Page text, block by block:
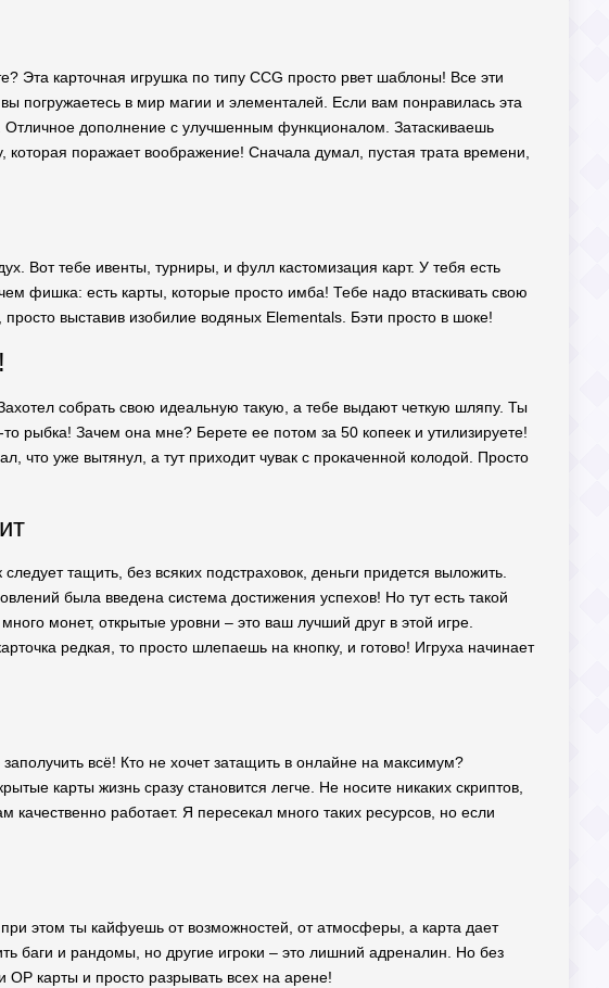
карточная игрушка по типу CCG просто рвет шаблоны! Все эти
погружаетесь в мир магии и элементалей. Если вам понравилась эта
. Отличное дополнение с улучшенным функционалом. Затаскиваешь
поражает воображение! Сначала думал, пустая трата времени,
Вот тебе ивенты, турниры, и фулл кастомизация карт. У тебя есть
фишка: есть карты, которые просто имба! Тебе надо втаскивать свою
выставив изобилие водяных Elementals. Бэти просто в шоке!
Что бесит? Рандом в колодах и фикс عاجل!
собрать свою идеальную такую, а тебе выдают четкую шляпу. Ты
рыбка! Зачем она мне? Берете ее потом за 50 копеек и утилизируете!
что уже вытянул, а тут приходит чувак с прокаченной колодой. Просто
тащить, без всяких подстраховок, деньги придется выложить.
была введена система достижения успехов! Но тут есть такой
монет, открытые уровни – это ваш лучший друг в этой игре.
редкая, то просто шлепаешь на кнопку, и готово! Игруха начинает
всё! Кто не хочет затащить в онлайне на максимум?
карты жизнь сразу становится легче. Не носите никаких скриптов,
работает. Я пересекал много таких ресурсов, но если
этом ты кайфуешь от возможностей, от атмосферы, а карта дает
баги и рандомы, но другие игроки – это лишний адреналин. Но без
карты и просто разрывать всех на арене!